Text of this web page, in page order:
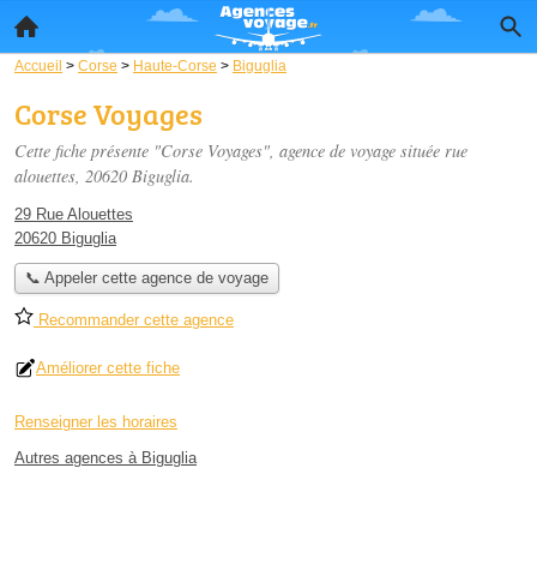
Accueil > Corse > Haute-Corse > Biguglia
Corse Voyages
Cette fiche présente "Corse Voyages", agence de voyage située rue
alouettes, 20620 Biguglia.
29 Rue Alouettes
20620 Biguglia
📞 Appeler cette agence de voyage
Recommander cette agence
Améliorer cette fiche
Renseigner les horaires
Autres agences à Biguglia